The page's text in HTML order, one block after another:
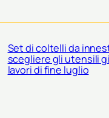
Set di coltelli da
scegliere gli utensili
lavori di fine luglio